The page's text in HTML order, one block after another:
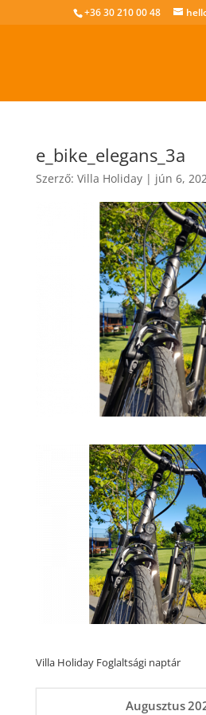
+36 30 210 00 48
e_bike_elegans_3a
Szerző: Villa Holiday| jún 6,
Villa Holiday Foglaltsági naptár
Augusztus